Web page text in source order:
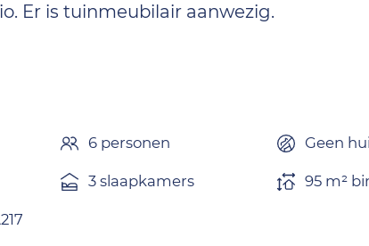
Er is tuinmeubilair aanwezig.
6 personen Geen
3 slaapkamers 95 m²